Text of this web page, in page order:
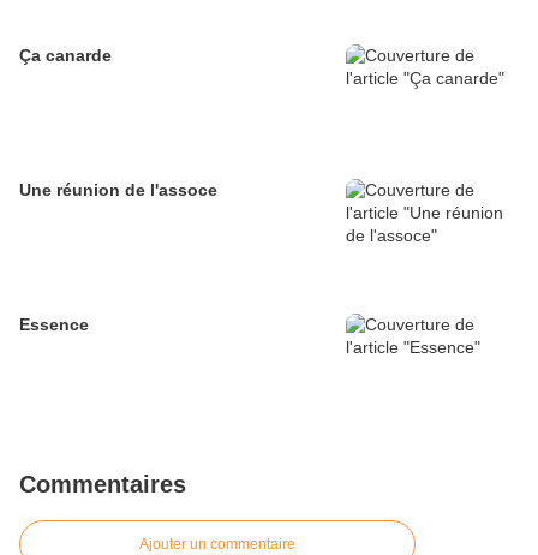
Ça canarde
Une réunion de l'assoce
Essence
Commentaires
Ajouter un commentaire